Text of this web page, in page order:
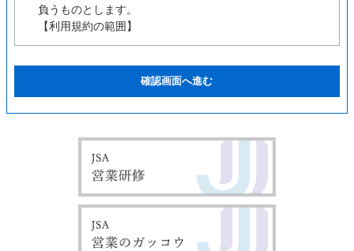
負うものとします。
【利用規約の範囲】
ユーザーの皆様は日本営業協会の利用に関して適用され
当社は、当サイトの全てまたは一部のサービスをいつで
も、変更または停止することができるものとします。サ
ービス変更・停止の際、当社はできうる限りの方法で、
利用者に対してその旨を事前に告知するものとします。
但し、天災などやむを得ぬ場合は事前に告知することな
く、サービスを変更・停止できるものとします。 サー
ビスの変更または停止に伴い、利用者に不利益や損害が